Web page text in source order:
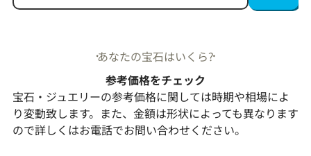
あなたの宝石はいくら?
参考価格をチェック
宝石・ジュエリーの参考価格に関しては時期や相場によ
り変動致します。また、金額は形状によっても異なります
ので詳しくはお電話でお問い合わせください。